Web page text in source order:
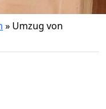
» Umzug von